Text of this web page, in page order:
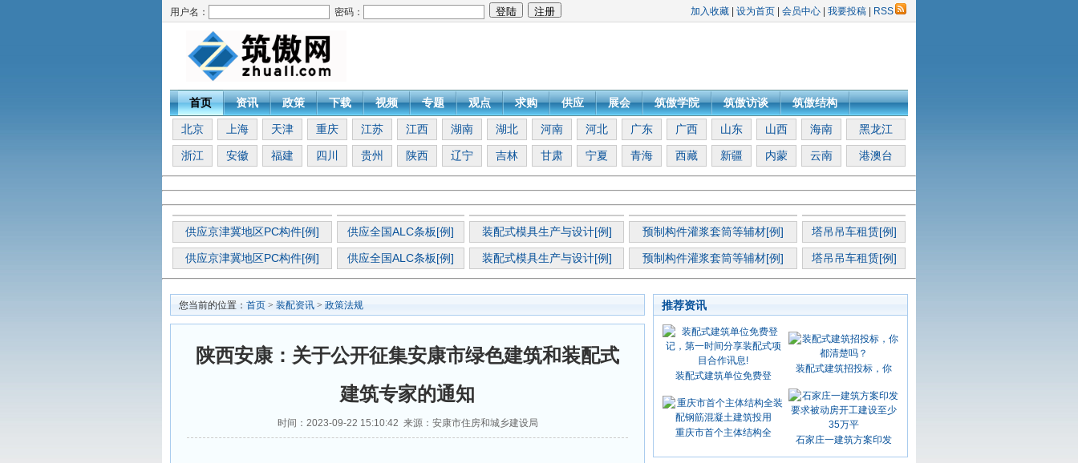
用户名： 密码： 加入收藏 设为首页 会员中心 我要投稿 RSS
首页 资讯 政策 下载 视频 专题 观点 求购 供应 展会 筑傲学院 筑傲访谈 筑傲结构
北京 上海 天津 重庆 江苏 江西 湖南 湖北 河南 河北 广东 广西 山东 山西 海南 黑龙江
浙江 安徽 福建 四川 贵州 陕西 辽宁 吉林 甘肃 宁夏 青海 西藏 新疆 内蒙 云南 港澳台
供应京津冀地区PC构件[例] 供应全国ALC条板[例] 装配式模具生产与设计[例] 预制构件灌浆套筒等辅材[例] 塔吊吊车租赁[例]
供应京津冀地区PC构件[例] 供应全国ALC条板[例] 装配式模具生产与设计[例] 预制构件灌浆套筒等辅材[例] 塔吊吊车租赁[例]
您当前的位置： 首页 > 装配资讯 > 政策法规
陕西安康：关于公开征集安康市绿色建筑和装配式
建筑专家的通知
时间：2023-09-22 15:10:42 来源：安康市住房和城乡建设局
推荐资讯
装配式建筑单位免费登
装配式建筑招投标，你
重庆市首个主体结构全
石家庄一建筑方案印发